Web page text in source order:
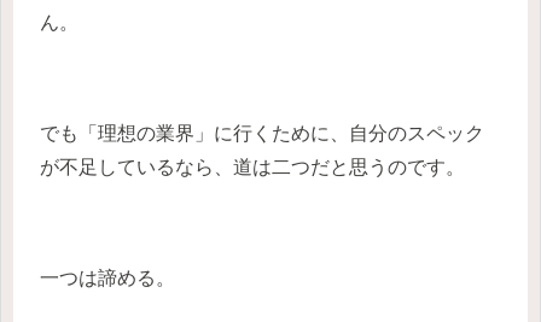
ん。
でも「理想の業界」に行くために、自分のスペック
が不足しているなら、道は二つだと思うのです。
一つは諦める。